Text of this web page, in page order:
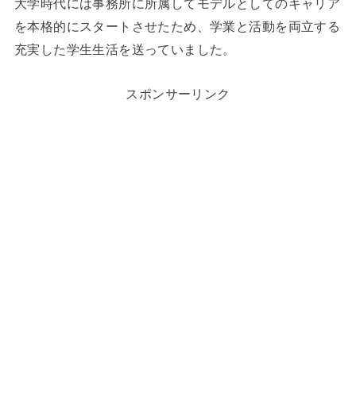
大学時代には事務所に所属してモデルとしてのキャリア
を本格的にスタートさせたため、学業と活動を両立する
充実した学生生活を送っていました。
スポンサーリンク